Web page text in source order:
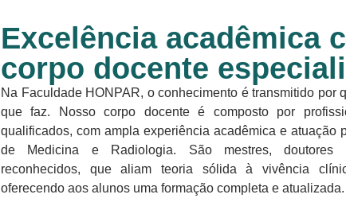
Excelência acadêmica
corpo docente
Na Faculdade HONPAR, o conhecimento é transmitido por
que faz. Nosso corpo docente é composto por
qualificados, com ampla experiência acadêmica e atuação
de Medicina e Radiologia. São mestres, doutores
reconhecidos, que aliam teoria sólida à vivência
oferecendo aos alunos uma formação completa e atualizada.